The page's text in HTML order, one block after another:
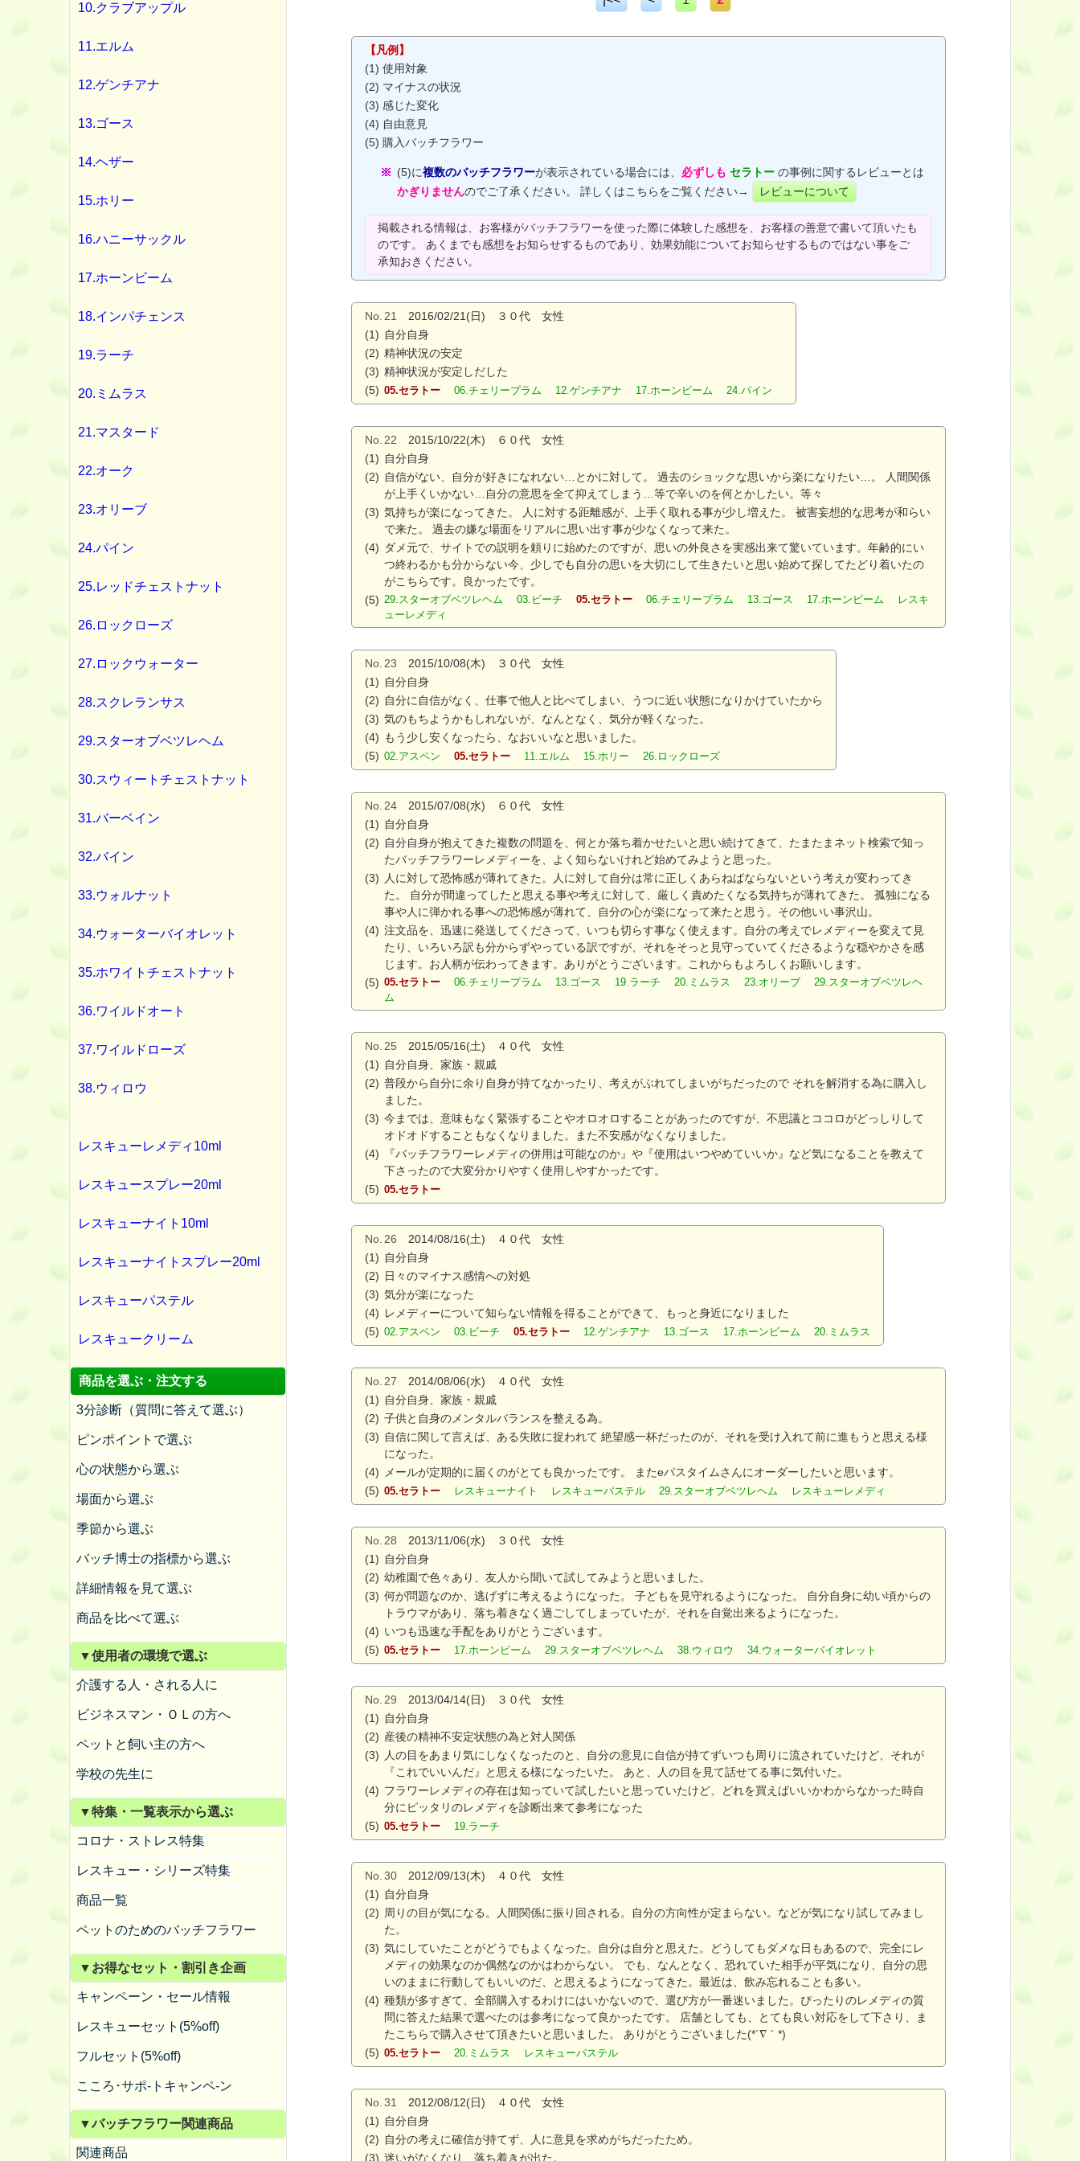
10.クラブアップル
11.エルム
12.ゲンチアナ
13.ゴース
14.ヘザー
15.ホリー
16.ハニーサックル
17.ホーンビーム
18.インパチェンス
19.ラーチ
20.ミムラス
21.マスタード
22.オーク
23.オリーブ
24.パイン
25.レッドチェストナット
26.ロックローズ
27.ロックウォーター
28.スクレランサス
29.スターオブベツレヘム
30.スウィートチェストナット
31.バーベイン
32.バイン
33.ウォルナット
34.ウォーターバイオレット
35.ホワイトチェストナット
36.ワイルドオート
37.ワイルドローズ
38.ウィロウ
レスキューレメディ10ml
レスキュースプレー20ml
レスキューナイト10ml
レスキューナイトスプレー20ml
レスキューパステル
レスキュークリーム
商品を選ぶ・注文する
3分診断（質問に答えて選ぶ）
ピンポイントで選ぶ
心の状態から選ぶ
場面から選ぶ
季節から選ぶ
バッチ博士の指標から選ぶ
詳細情報を見て選ぶ
商品を比べて選ぶ
▼使用者の環境で選ぶ
介護する人・される人に
ビジネスマン・ＯＬの方へ
ペットと飼い主の方へ
学校の先生に
▼特集・一覧表示から選ぶ
コロナ・ストレス特集
レスキュー・シリーズ特集
商品一覧
ペットのためのバッチフラワー
▼お得なセット・割引き企画
キャンペーン・セール情報
レスキューセット(5%off)
フルセット(5%off)
こころ･サポ-トキャンペ-ン
▼バッチフラワー関連商品
関連商品
【凡例】
(1) 使用対象
(2) マイナスの状況
(3) 感じた変化
(4) 自由意見
(5) 購入バッチフラワー
(5)に複数のバッチフラワーが表示されている場合には、 必ずしも セラトーの事例に関するレビューとは
かぎりませんのでご了承ください。 詳しくはこちらをご覧ください→ レビューについて
掲載される情報は、お客様がバッチフラワーを使った際に体験した感想を、お客様の善意で書いて頂いたも
のです。 あくまでも感想をお知らせするものであり、効果効能についてお知らせするものではない事をご
承知おきください。
No. 21
2016/02/21(日) ３０代 女性
(1) 自分自身
(2) 精神状況の安定
(3) 精神状況が安定しだした
(5) 05.セラトー 06.チェリープラム 12.ゲンチアナ 17.ホーンビーム 24.パイン
No. 22 2015/10/22(木) ６０代 女性
(1) 自分自身
(2) 自信がない、自分が好きになれない…とかに対して。 過去のショックな思いから楽になりたい…。 人間関係
が上手くいかない…自分の意思を全て抑えてしまう…等で辛いのを何とかしたい。等々
(3) 気持ちが楽になってきた。 人に対する距離感が、上手く取れる事が少し増えた。 被害妄想的な思考が和らい
で来た。 過去の嫌な場面をリアルに思い出す事が少なくなって来た。
(4) ダメ元で、サイトでの説明を頼りに始めたのですが、思いの外良さを実感出来て驚いています。年齢的にい
つ終わるかも分からない今、少しでも自分の思いを大切にして生きたいと思い始めて探してたどり着いたの
がこちらです。良かったです。
(5) 29.スターオブベツレヘム 03.ビーチ05.セラトー
06.チェリープラム 13.ゴース 17.ホーンビーム レスキ
ューレメディ
No. 23 2015/10/08(木) ３０代 女性
(1) 自分自身
(2) 自分に自信がなく、仕事で他人と比べてしまい、うつに近い状態になりかけていたから
(3) 気のもちようかもしれないが、なんとなく、気分が軽くなった。
(4) もう少し安くなったら、なおいいなと思いました。
(5) 02.アスペン05.セラトー 11.エルム 15.ホリー 26.ロックローズ
No. 24 2015/07/08(水) ６０代 女性
(1) 自分自身
(2) 自分自身が抱えてきた複数の問題を、何とか落ち着かせたいと思い続けてきて、たまたまネット検索で知っ
たバッチフラワーレメディーを、よく知らないけれど始めてみようと思った。
(3)
人に対して恐怖感が薄れてきた。人に対して自分は常に正しくあらねばならないという考えが変わってき
た。 自分が間違ってしたと思える事や考えに対して、厳しく責めたくなる気持ちが薄れてきた。 孤独になる
事や人に弾かれる事への恐怖感が薄れて、自分の心が楽になって来たと思う。その他いい事沢山。
(4) 注文品を、迅速に発送してくださって、いつも切らす事なく使えます。自分の考えでレメディーを変えて見
たり、いろいろ訳も分からずやっている訳ですが、それをそっと見守っていてくださるような穏やかさを感
じます。お人柄が伝わってきます。ありがとうございます。これからもよろしくお願いします。
(5) 05.セラトー
06.チェリープラム 13.ゴース 19.ラーチ 20.ミムラス 23.オリーブ 29.スターオブベツレヘ
ム
No. 25 2015/05/16(土) ４０代 女性
(1) 自分自身、家族・親戚
(2) 普段から自分に余り自身が持てなかったり、考えがぶれてしまいがちだったので それを解消する為に購入し
ました。
(3) 今までは、意味もなく緊張することやオロオロすることがあったのですが、不思議とココロがどっしりして
オドオドすることもなくなりました。また不安感がなくなりました。
(4)
『バッチフラワーレメディの併用は可能なのか』や『使用はいつやめていいか』など気になることを教えて
下さったので大変分かりやすく使用しやすかったです。
(5) 05.セラトー
No. 26 2014/08/16(土) ４０代 女性
(1) 自分自身
(2) 日々のマイナス感情への対処
(3) 気分が楽になった
(4) レメディーについて知らない情報を得ることができて、もっと身近になりました
(5) 02.アスペン 03.ビーチ05.セラトー 12.ゲンチアナ 13.ゴース 17.ホーンビーム 20.ミムラス
No. 27 2014/08/06(水) ４０代 女性
(1) 自分自身、家族・親戚
(2) 子供と自身のメンタルバランスを整える為。
(3) 自信に関して言えば、ある失敗に捉われて 絶望感一杯だったのが、それを受け入れて前に進もうと思える様
になった。
(4)
メールが定期的に届くのがとても良かったです。 またeパスタイムさんにオーダーしたいと思います。
(5) 05.セラトー レスキューナイト レスキューパステル 29.スターオブベツレヘム レスキューレメディ
No. 28 2013/11/06(水) ３０代 女性
(1) 自分自身
(2) 幼稚園で色々あり、友人から聞いて試してみようと思いました。
(3) 何が問題なのか、逃げずに考えるようになった。 子どもを見守れるようになった。 自分自身に幼い頃からの
トラウマがあり、落ち着きなく過ごしてしまっていたが、それを自覚出来るようになった。
(4) いつも迅速な手配をありがとうございます。
(5) 05.セラトー 17.ホーンビーム 29.スターオブベツレヘム 38.ウィロウ 34.ウォーターバイオレット
No. 29 2013/04/14(日) ３０代 女性
(1) 自分自身
(2) 産後の精神不安定状態の為と対人関係
(3)
人の目をあまり気にしなくなったのと、自分の意見に自信が持てずいつも周りに流されていたけど、それが
『これでいいんだ』と思える様になったいた。 あと、人の目を見て話せてる事に気付いた。
(4) フラワーレメディの存在は知っていて試したいと思っていたけど、どれを買えばいいかわからなかった時自
分にピッタリのレメディを診断出来て参考になった
(5) 05.セラトー 19.ラーチ
No. 30 2012/09/13(木) ４０代 女性
(1) 自分自身
(2) 周りの目が気になる。人間関係に振り回される。自分の方向性が定まらない。などが気になり試してみまし
た。
(3) 気にしていたことがどうでもよくなった。自分は自分と思えた。どうしてもダメな日もあるので、完全にレ
メディの効果なのか偶然なのかはわからない。 でも、なんとなく、恐れていた相手が平気になり、自分の思
いのままに行動してもいいのだ、と思えるようになってきた。最近は、飲み忘れることも多い。
(4) 種類が多すぎて、全部購入するわけにはいかないので、選び方が一番迷いました。ぴったりのレメディの質
問に答えた結果で選べたのは参考になって良かったです。 店舗としても、とても良い対応をして下さり、ま
たこちらで購入させて頂きたいと思いました。 ありがとうございました(*´∇｀*)
(5) 05.セラトー 20.ミムラス レスキューパステル
No. 31
2012/08/12(日) ４０代 女性
(1) 自分自身
(2) 自分の考えに確信が持てず、人に意見を求めがちだったため。
(3) 迷いがなくなり、落ち着きが出た。